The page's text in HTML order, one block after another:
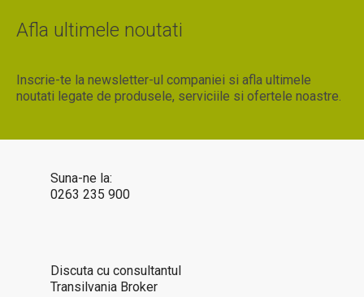
Afla ultimele noutati
Inscrie-te la newsletter-ul companiei si afla ultimele
noutati legate de produsele, serviciile si ofertele noastre.
Suna-ne la:
0263 235 900
Discuta cu consultantul
Transilvania Broker